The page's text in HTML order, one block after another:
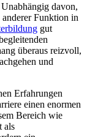
Unabhängig davon,
anderer Funktion in
gut
überaus reizvoll,
und
Erfahrungen
einen enormen
Bereich wie
als